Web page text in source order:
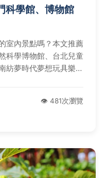
科學館、博物館
室內景點嗎？本文推薦
科學博物館、台北兒童
紡夢時代夢想玩具樂
家大小輕鬆規劃完美行
👁️ 481次瀏覽